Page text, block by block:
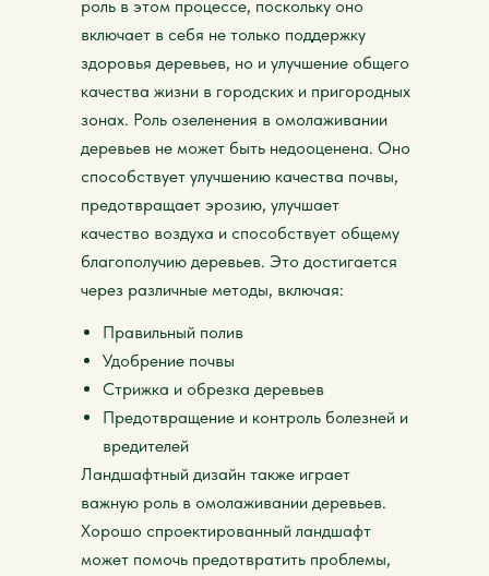
роль в этом процессе, поскольку оно
включает в себя не только поддержку
здоровья деревьев, но и улучшение общего
качества жизни в городских и пригородных
зонах. Роль озеленения в омолаживании
деревьев не может быть недооценена. Оно
способствует улучшению качества почвы,
предотвращает эрозию, улучшает
качество воздуха и способствует общему
благополучию деревьев. Это достигается
через различные методы, включая:
Правильный полив
Удобрение почвы
Стрижка и обрезка деревьев
Предотвращение и контроль болезней и
вредителей
Ландшафтный дизайн также играет
важную роль в омолаживании деревьев.
Хорошо спроектированный ландшафт
может помочь предотвратить проблемы,